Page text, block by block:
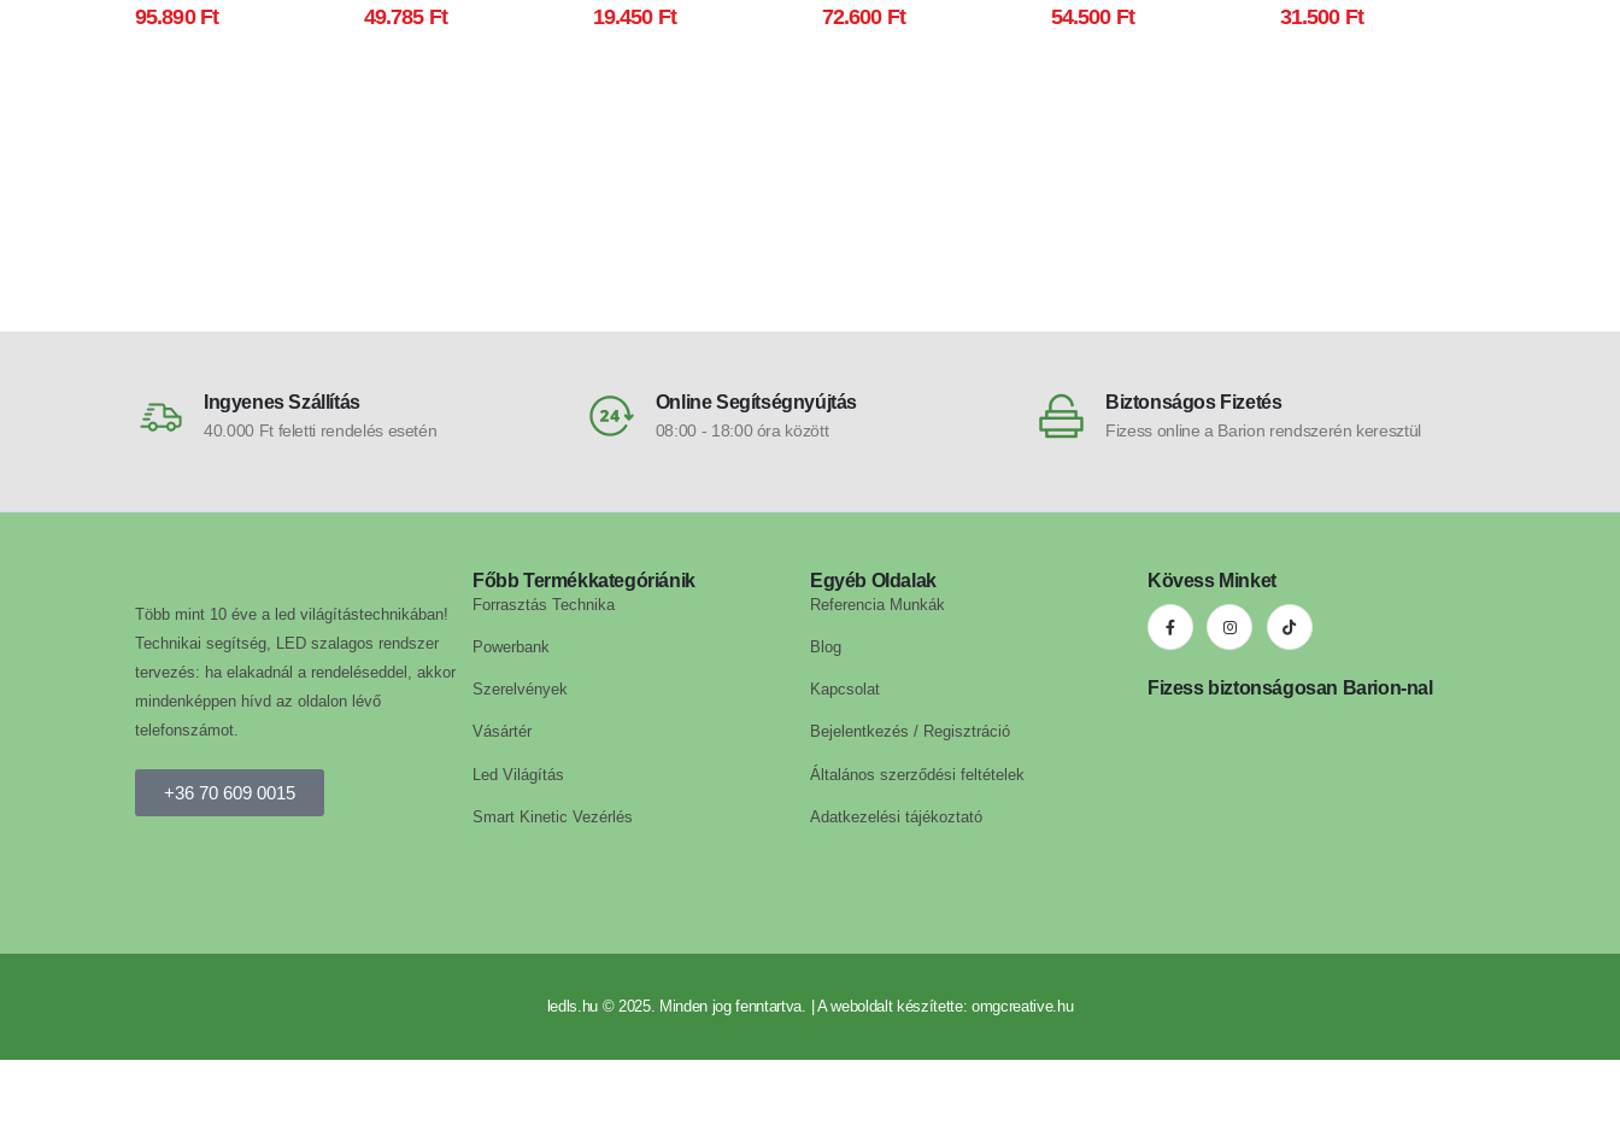
LED távirányítós
95.890 Ft
cm fekete LED távirányítós
49.785 Ft
színhőmérsékletű kerek
19.450 Ft
fehér színű távirányítós
72.600 Ft
fehér színű távirányítós
54.500 Ft
alakú LED távirányítós
31.500 Ft
Ingyenes Szállítás
40.000 Ft feletti rendelés esetén
Online Segítségnyújtás
08:00 - 18:00 óra között
Biztonságos Fizetés
Fizess online a Barion rendszerén keresztül
Több mint 10 éve a led világítástechnikában!
Technikai segítség, LED szalagos rendszer
tervezés: ha elakadnál a rendeléseddel, akkor
mindenképpen hívd az oldalon lévő
telefonszámot.
+36 70 609 0015
Főbb Termékkategóriánik
Forrasztás Technika
Powerbank
Szerelvények
Vásártér
Led Világítás
Smart Kinetic Vezérlés
Egyéb Oldalak
Referencia Munkák
Blog
Kapcsolat
Bejelentkezés / Regisztráció
Általános szerződési feltételek
Adatkezelési tájékoztató
Kövess Minket
Fizess biztonságosan Barion-nal
ledls.hu © 2025. Minden jog fenntartva. | A weboldalt készítette: omgcreative.hu